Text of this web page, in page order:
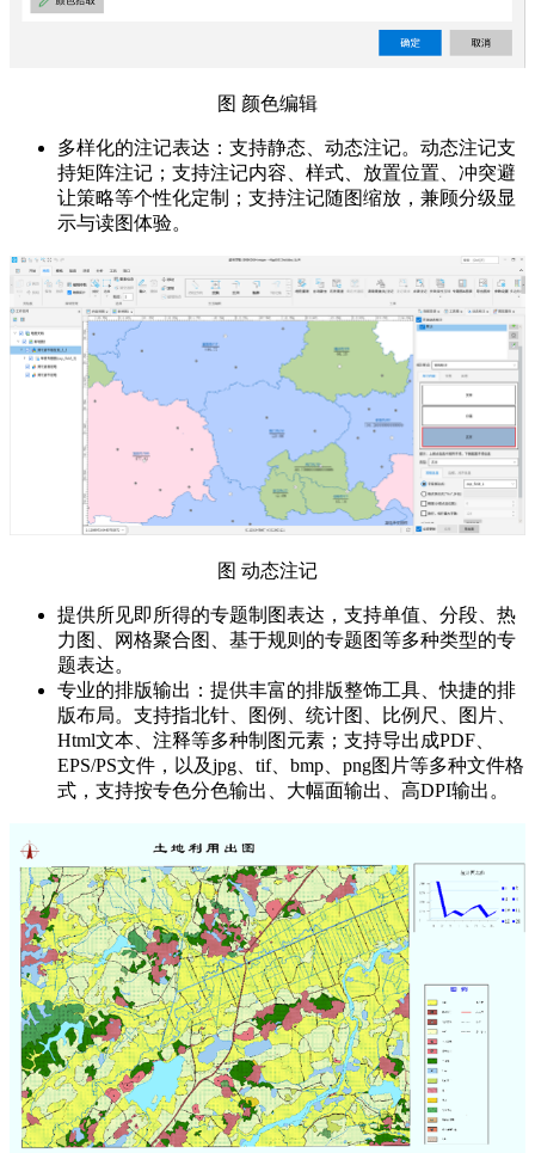
图 颜色编辑
多样化的注记表达：支持静态、动态注记。动态注记支
持矩阵注记；支持注记内容、样式、放置位置、冲突避
让策略等个性化定制；支持注记随图缩放，兼顾分级显
示与读图体验。
图 动态注记
提供所见即所得的专题制图表达，支持单值、分段、热
力图、网格聚合图、基于规则的专题图等多种类型的专
题表达。
专业的排版输出：提供丰富的排版整饰工具、快捷的排
版布局。支持指北针、图例、统计图、比例尺、图片、
Html文本、注释等多种制图元素；支持导出成PDF、
EPS/PS文件，以及jpg、tif、bmp、png图片等多种文件格
式，支持按专色分色输出、大幅面输出、高DPI输出。